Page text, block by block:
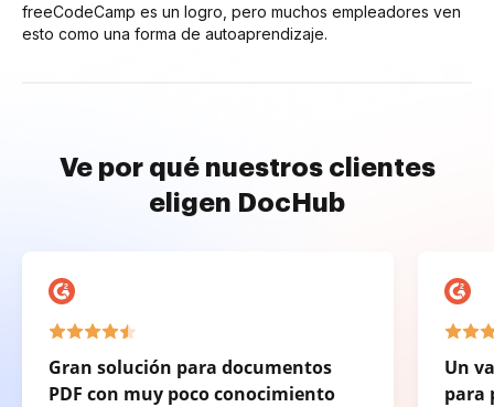
freeCodeCamp es un logro, pero muchos empleadores ven
esto como una forma de autoaprendizaje.
Ve por qué nuestros clientes
eligen DocHub
Gran solución para documentos
PDF con muy poco conocimiento
Un
para